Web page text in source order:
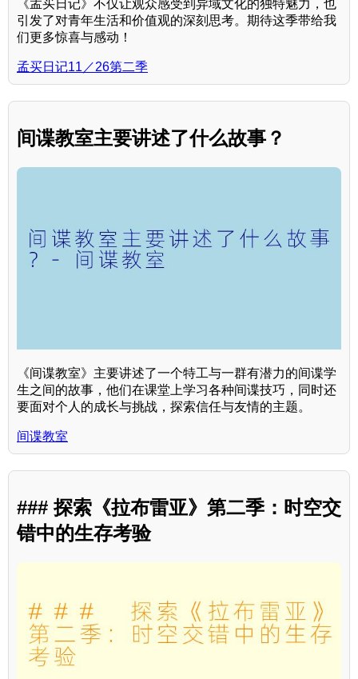
《孟买日记》不仅让观众感受到异域文化的独特魅力，也
引发了对青年生活和价值观的深刻思考。期待这季带给我
们更多惊喜与感动！
孟买日记11／26第二季
间谍教室主要讲述了什么故事？
《间谍教室》主要讲述了一个特工与一群有潜力的间谍学
生之间的故事，他们在课堂上学习各种间谍技巧，同时还
要面对个人的成长与挑战，探索信任与友情的主题。
间谍教室
### 探索《拉布雷亚》第二季：时空交
错中的生存考验